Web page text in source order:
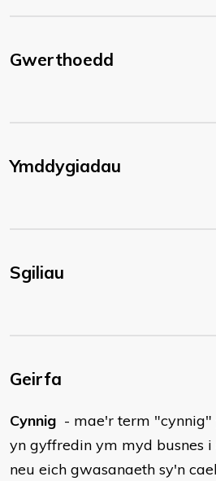
Gwerthoedd
Ymddygiadau
Sgiliau
Geirfa
​Cynnig - mae'r term
yn gyffredin ym myd busnes
neu eich gwasanaeth sy'n